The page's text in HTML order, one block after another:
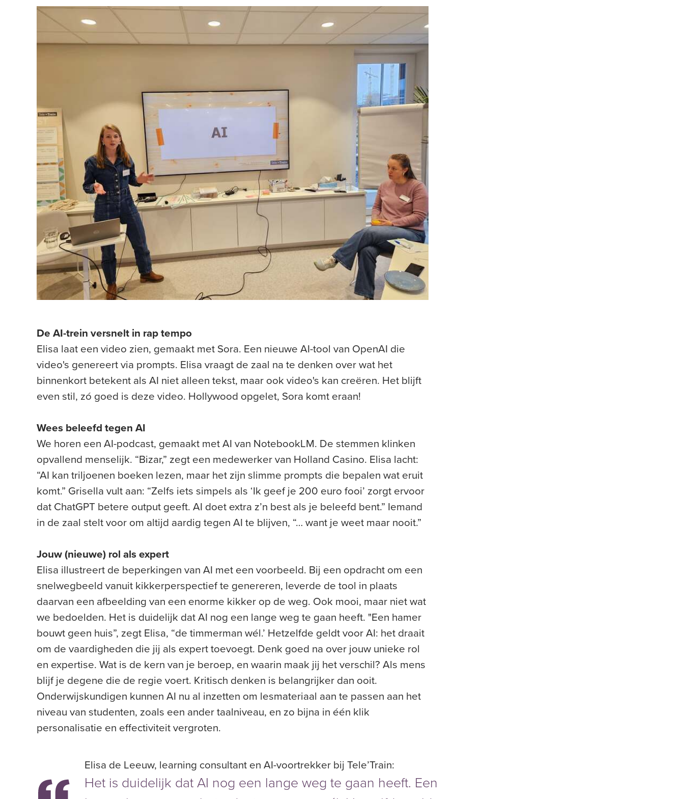
De AI-trein versnelt in rap tempo
Elisa laat een video zien, gemaakt met Sora. Een nieuwe AI-tool van OpenAI die
video's genereert via prompts. Elisa vraagt de zaal na te denken over wat het
binnenkort betekent als AI niet alleen tekst, maar ook video's kan creëren. Het blijft
even stil, zó goed is deze video. Hollywood opgelet, Sora komt eraan!
Wees beleefd tegen AI
We horen een AI-podcast, gemaakt met AI van NotebookLM. De stemmen klinken
opvallend menselijk. “Bizar,” zegt een medewerker van Holland Casino. Elisa lacht:
“AI kan triljoenen boeken lezen, maar het zijn slimme prompts die bepalen wat eruit
komt.” Grisella vult aan: “Zelfs iets simpels als ‘Ik geef je 200 euro fooi’ zorgt ervoor
dat ChatGPT betere output geeft. AI doet extra z’n best als je beleefd bent.” Iemand
in de zaal stelt voor om altijd aardig tegen AI te blijven, “… want je weet maar nooit.”
Jouw (nieuwe) rol als expert
Elisa illustreert de beperkingen van AI met een voorbeeld. Bij een opdracht om een
snelwegbeeld vanuit kikkerperspectief te genereren, leverde de tool in plaats
daarvan een afbeelding van een enorme kikker op de weg. Ook mooi, maar niet wat
we bedoelden. Het is duidelijk dat AI nog een lange weg te gaan heeft. "Een hamer
bouwt geen huis”, zegt Elisa, “de timmerman wél.’ Hetzelfde geldt voor AI: het draait
om de vaardigheden die jij als expert toevoegt. Denk goed na over jouw unieke rol
en expertise. Wat is de kern van je beroep, en waarin maak jij het verschil? Als mens
blijf je degene die de regie voert. Kritisch denken is belangrijker dan ooit.
Onderwijskundigen kunnen AI nu al inzetten om lesmateriaal aan te passen aan het
niveau van studenten, zoals een ander taalniveau, en zo bijna in één klik
personalisatie en effectiviteit vergroten.
Elisa de Leeuw, learning consultant en AI-voortrekker bij Tele’Train:
Het is duidelijk dat AI nog een lange weg te gaan heeft. Een